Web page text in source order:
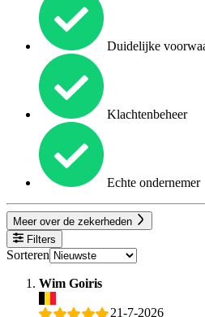
Duidelijke
Klachtenbeheer
Echte ondernemer
Meer over de zekerheden
Filters
Sorteren
Wim Goiris
21-7-2026